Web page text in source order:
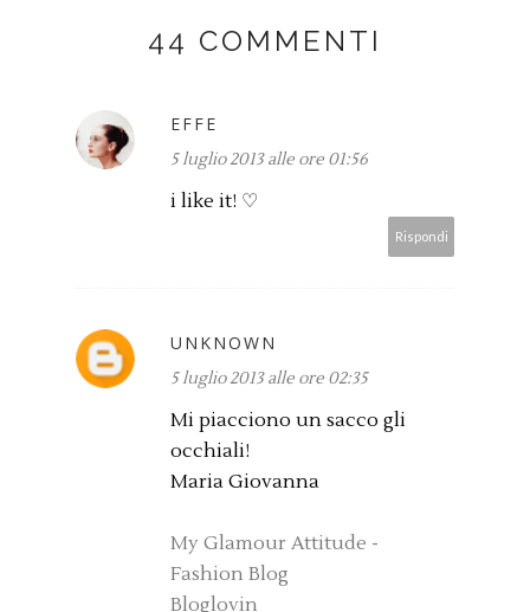
44 COMMENTI
EFFE
5 luglio 2013 alle ore 01:56
i like it! ♡
Rispondi
UNKNOWN
5 luglio 2013 alle ore 02:35
Mi piacciono un sacco gli
occhiali!
Maria Giovanna
My Glamour Attitude -
Fashion Blog
Bloglovin